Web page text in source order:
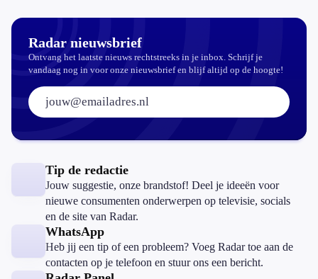
Radar nieuwsbrief
Ontvang het laatste nieuws rechtstreeks in je inbox. Schrijf je
vandaag nog in voor onze nieuwsbrief en blijf altijd op de hoogte!
E-mailadres:
Tip de redactie
Jouw suggestie, onze brandstof! Deel je ideeën voor
nieuwe consumenten onderwerpen op televisie, socials
en de site van Radar.
WhatsApp
Heb jij een tip of een probleem? Voeg Radar toe aan de
contacten op je telefoon en stuur ons een bericht.